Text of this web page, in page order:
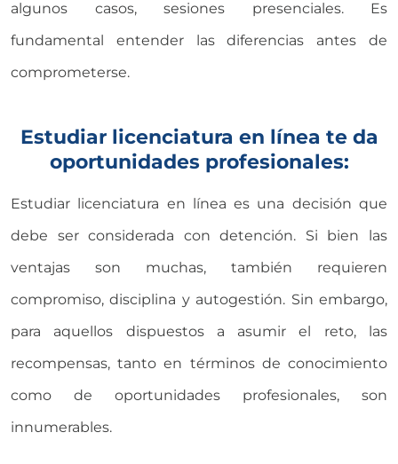
algunos casos, sesiones presenciales. Es
fundamental entender las diferencias antes de
comprometerse.
Estudiar licenciatura en línea te da
oportunidades profesionales:
Estudiar licenciatura en línea es una decisión que
debe ser considerada con detención. Si bien las
ventajas son muchas, también requieren
compromiso, disciplina y autogestión. Sin embargo,
para aquellos dispuestos a asumir el reto, las
recompensas, tanto en términos de conocimiento
como de oportunidades profesionales, son
innumerables.